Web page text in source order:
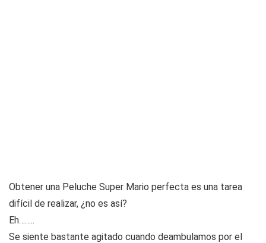
Obtener una Peluche Super Mario perfecta es una tarea
difícil de realizar, ¿no es así?
Eh……..
Se siente bastante agitado cuando deambulamos por el